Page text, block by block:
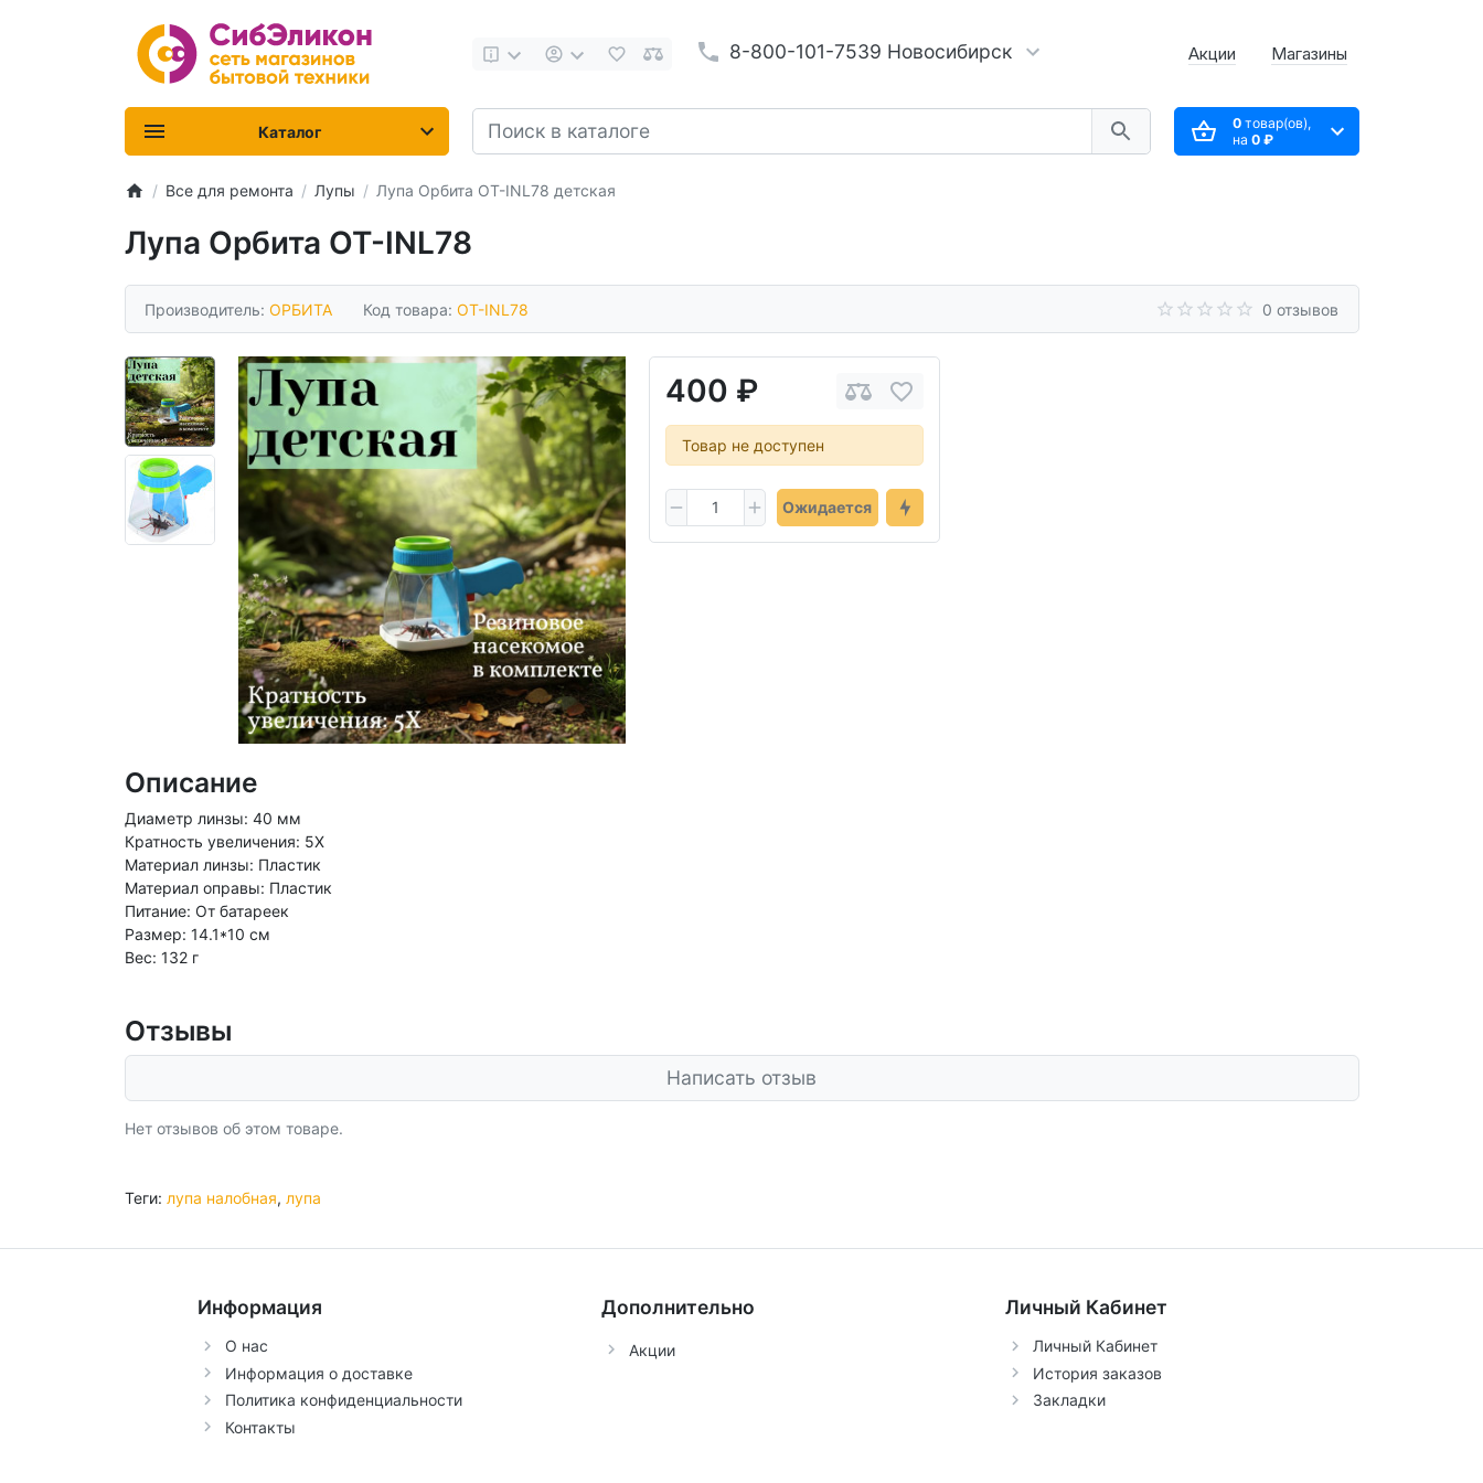
8-800-101-7539 Новосибирск Акции Магазины
0товар(ов),
на 0 ₽
Каталог
Все для ремонта Лупы Лупа Орбита OT-INL78 детская
Лупа Орбита OT-INL78
Производитель: ОРБИТА Код товара: OT-INL78 0 отзывов
400 ₽
Товар не доступен
Ожидается
Описание
Диаметр линзы: 40 мм
Кратность увеличения: 5Х
Материал линзы: Пластик
Материал оправы: Пластик
Питание: От батареек
Размер: 14.1*10 см
Вес: 132 г
Отзывы
Написать отзыв
Нет отзывов об этом товаре.
Теги: лупа налобная, лупа
Информация
О нас
Информация о доставке
Политика конфиденциальности
Контакты
Дополнительно
Акции
Личный Кабинет
Личный Кабинет
История заказов
Закладки